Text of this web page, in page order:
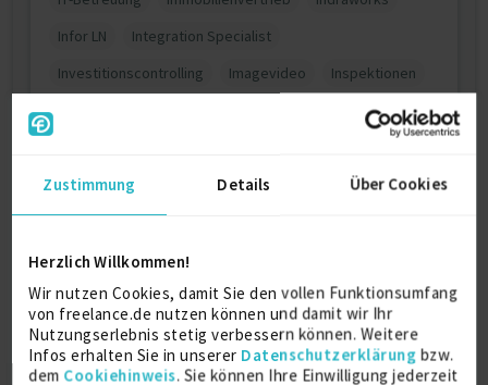
Zustimmung Details Über Cookies
Herzlich Willkommen!
Wir nutzen Cookies, damit Sie den vollen Funktionsumfang
von freelance.de nutzen können und damit wir Ihr
Nutzungserlebnis stetig verbessern können. Weitere
Infos erhalten Sie in unserer Datenschutzerklärung bzw.
dem Cookiehinweis. Sie können Ihre Einwilligung jederzeit
Infor LN
Integration Specialist
Investitionscontrolling
Imagevideo
Inspektionen
Integration Management
Internationale Projektsteuerung
Interface Management
Individuelle Entwicklungsplanung
IT Projektmanager
Integration Architektur
ISO14155
Insolvenzbegleitung
ITl I2c IBM DataStage